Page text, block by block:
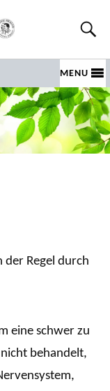
MENU
der Regel durch
eine schwer zu
behandelt,